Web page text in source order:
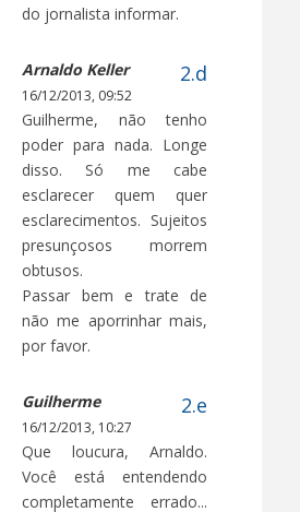
do jornalista informar.
Arnaldo Keller
16/12/2013, 09:52
Guilherme, não tenho
poder para nada. Longe
disso. Só me cabe
esclarecer quem quer
esclarecimentos. Sujeitos
presunçosos morrem
obtusos.
Passar bem e trate de
não me aporrinhar mais,
por favor.
Guilherme
16/12/2013, 10:27
Que loucura, Arnaldo.
Você está entendendo
completamente errado...